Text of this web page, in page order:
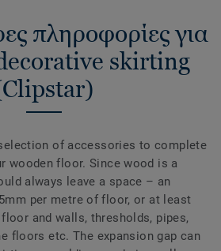
πληροφορίες για
skirting
of accessories to complete
wooden floor. Since wood is a
always leave a space – an
per metre of floor, or at least
and walls, thresholds, pipes,
floors etc. The expansion gap can